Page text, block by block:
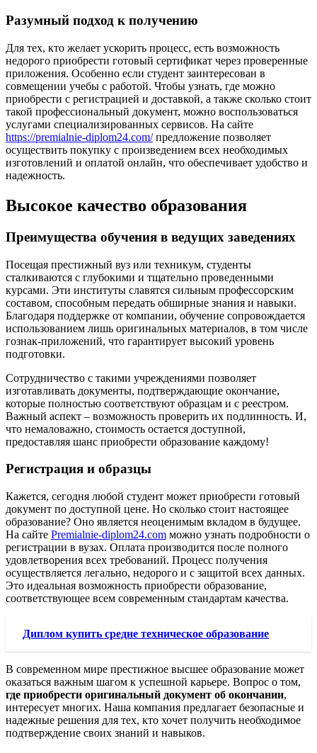
Разумный подход к получению
Для тех, кто желает ускорить процесс, есть возможность
недорого приобрести готовый сертификат через проверенные
приложения. Особенно если студент заинтересован в
совмещении учебы с работой. Чтобы узнать, где можно
приобрести с регистрацией и доставкой, а также сколько стоит
такой профессиональный документ, можно воспользоваться
услугами специализированных сервисов. На сайте
https://premialnie-diplom24.com/предложение позволяет
осуществить покупку с произведением всех необходимых
изготовлений и оплатой онлайн, что обеспечивает удобство и
надежность.
Высокое качество образования
Преимущества обучения в ведущих заведениях
Посещая престижный вуз или техникум, студенты
сталкиваются с глубокими и тщательно проведенными
курсами. Эти институты славятся сильным профессорским
составом, способным передать обширные знания и навыки.
Благодаря поддержке от компании, обучение сопровождается
использованием лишь оригинальных материалов, в том числе
гознак-приложений, что гарантирует высокий уровень
подготовки.
Сотрудничество с такими учреждениями позволяет
изготавливать документы, подтверждающие окончание,
которые полностью соответствуют образцам и с реестром.
Важный аспект – возможность проверить их подлинность. И,
что немаловажно, стоимость остается доступной,
предоставляя шанс приобрести образование каждому!
Регистрация и образцы
Кажется, сегодня любой студент может приобрести готовый
документ по доступной цене. Но сколько стоит настоящее
образование? Оно является неоценимым вкладом в будущее.
На сайте Premialnie-diplom24.com можно узнать подробности о
регистрации в вузах. Оплата производится после полного
удовлетворения всех требований. Процесс получения
осуществляется легально, недорого и с защитой всех данных.
Это идеальная возможность приобрести образование,
соответствующее всем современным стандартам качества.
Диплом купить средне техническое образование
В современном мире престижное высшее образование может
оказаться важным шагом к успешной карьере. Вопрос о том,
где приобрести оригинальный документ об окончании,
интересует многих. Наша компания предлагает безопасные и
надежные решения для тех, кто хочет получить необходимое
подтверждение своих знаний и навыков.